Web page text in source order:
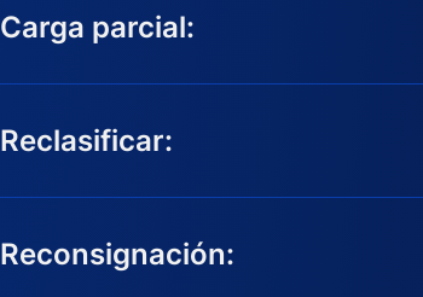
Carga parcial:
Reclasificar:
Reconsignación: